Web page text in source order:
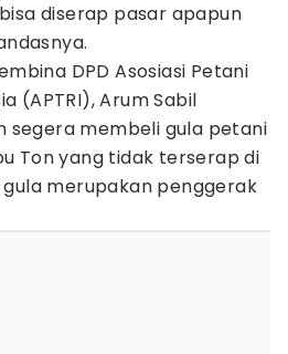
diserap pasar apapun
DPD Asosiasi Petani
(APTRI), Arum Sabil
segera membeli gula petani
Ton yang tidak terserap di
merupakan penggerak